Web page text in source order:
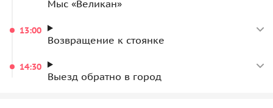
Мыс «Великан»
13:00
Возвращение к стоянке
14:30
Выезд обратно в город